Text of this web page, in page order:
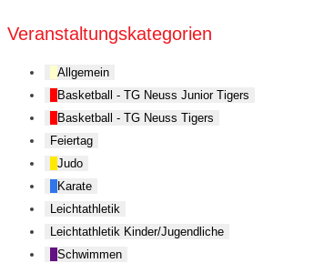
Veranstaltungskategorien
Allgemein
Basketball - TG Neuss Junior Tigers
Basketball - TG Neuss Tigers
Feiertag
Judo
Karate
Leichtathletik
Leichtathletik Kinder/Jugendliche
Schwimmen